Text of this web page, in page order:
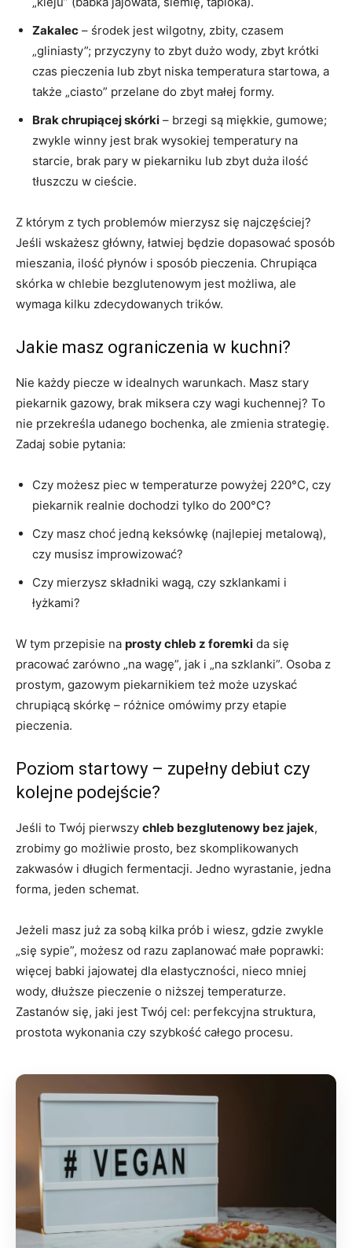
Zakalec – środek jest wilgotny, zbity, czasem
„gliniasty”; przyczyny to zbyt dużo wody, zbyt krótki
czas pieczenia lub zbyt niska temperatura startowa, a
także „ciasto” przelane do zbyt małej formy.
Brak chrupiącej skórki – brzegi są miękkie, gumowe;
zwykle winny jest brak wysokiej temperatury na
starcie, brak pary w piekarniku lub zbyt duża ilość
tłuszczu w cieście.
Z którym z tych problemów mierzysz się najczęściej?
Jeśli wskażesz główny, łatwiej będzie dopasować sposób
mieszania, ilość płynów i sposób pieczenia. Chrupiąca
skórka w chlebie bezglutenowym jest możliwa, ale
wymaga kilku zdecydowanych trików.
Jakie masz ograniczenia w kuchni?
Nie każdy piecze w idealnych warunkach. Masz stary
piekarnik gazowy, brak miksera czy wagi kuchennej? To
nie przekreśla udanego bochenka, ale zmienia strategię.
Zadaj sobie pytania:
Czy możesz piec w temperaturze powyżej 220°C, czy
piekarnik realnie dochodzi tylko do 200°C?
Czy masz choć jedną keksówkę (najlepiej metalową),
czy musisz improwizować?
Czy mierzysz składniki wagą, czy szklankami i
łyżkami?
W tym przepisie na prosty chleb z foremki da się
pracować zarówno „na wagę”, jak i „na szklanki”. Osoba z
prostym, gazowym piekarnikiem też może uzyskać
chrupiącą skórkę – różnice omówimy przy etapie
pieczenia.
Poziom startowy – zupełny debiut czy
kolejne podejście?
Jeśli to Twój pierwszy chleb bezglutenowy bez jajek,
zrobimy go możliwie prosto, bez skomplikowanych
zakwasów i długich fermentacji. Jedno wyrastanie, jedna
forma, jeden schemat.
Jeżeli masz już za sobą kilka prób i wiesz, gdzie zwykle
„się sypie”, możesz od razu zaplanować małe poprawki:
więcej babki jajowatej dla elastyczności, nieco mniej
wody, dłuższe pieczenie o niższej temperaturze.
Zastanów się, jaki jest Twój cel: perfekcyjna struktura,
prostota wykonania czy szybkość całego procesu.